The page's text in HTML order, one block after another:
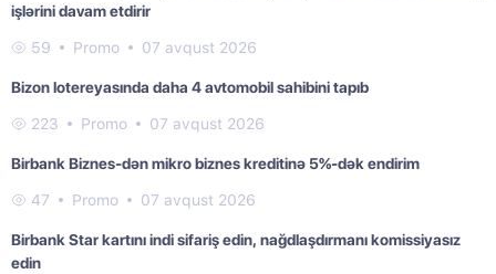
işlərini davam etdirir
59 Promo 07 avqust 2026
Bizon lotereyasında daha 4 avtomobil sahibini tapıb
223 Promo 07 avqust 2026
Birbank Biznes-dən mikro biznes kreditinə 5%-dək endirim
47 Promo 07 avqust 2026
Birbank Star kartını indi sifariş edin, nağdlaşdırmanı komissiyasız
edin